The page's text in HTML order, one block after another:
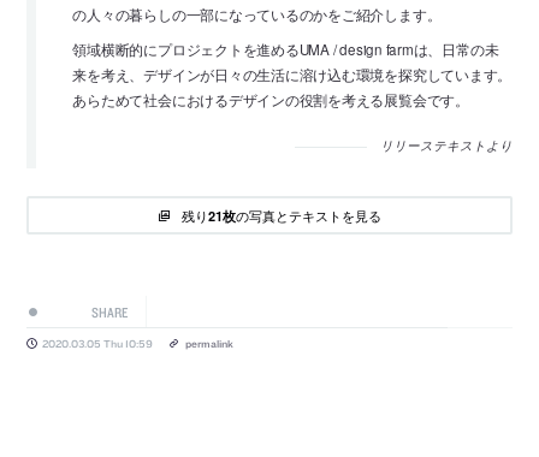
の人々の暮らしの一部になっているのかをご紹介します。
領域横断的にプロジェクトを進めるUMA / design farmは、日常の未
来を考え、デザインが日々の生活に溶け込む環境を探究しています。
あらためて社会におけるデザインの役割を考える展覧会です。
リリーステキストより
残り21枚の写真とテキストを見る
SHARE
2020.03.05 Thu 10:59 permalink